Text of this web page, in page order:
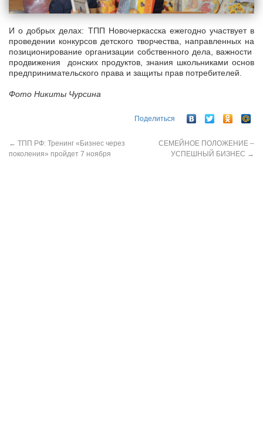
И о добрых делах: ТПП Новочеркасска ежегодно участвует в
проведении конкурсов детского творчества, направленных на
позиционирование организации собственного дела, важности
продвижения донских продуктов, знания школьниками основ
предпринимательского права и защиты прав потребителей.
Фото Никиты Чурсина
Поделиться
← ТПП РФ: Тренинг «Бизнес через
поколения» пройдет 7 ноября
СЕМЕЙНОЕ ПОЛОЖЕНИЕ –
УСПЕШНЫЙ БИЗНЕС →